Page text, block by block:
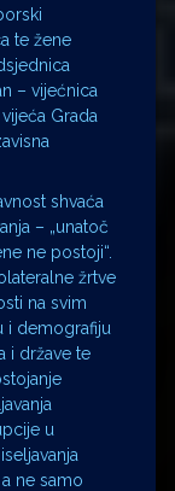
te žene
– vijećnica
Grada
shvaća
– „unatoč
ne postoji“.
žrtve
na svim
i demografiju
i države te
u
ne samo